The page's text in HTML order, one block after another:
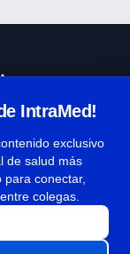
IntraMed!
exclusivo
de salud más
conectar,
colegas.
2026